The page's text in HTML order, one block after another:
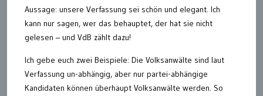
Aussage: unsere Verfassung sei schön und elegant. Ich
kann nur sagen, wer das behauptet, der hat sie nicht
gelesen – und VdB zählt dazu!
Ich gebe euch zwei Beispiele: Die Volksanwälte sind laut
Verfassung un-abhängig, aber nur partei-abhängige
Kandidaten können überhaupt Volksanwälte werden. So